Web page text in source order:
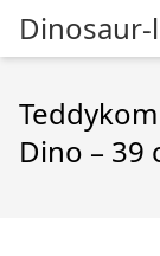
Dino – 39